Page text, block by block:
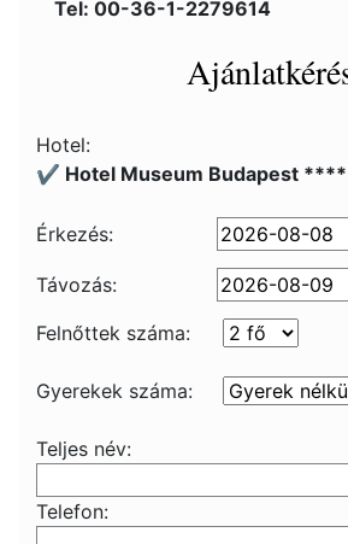
Tel: 00-36-1-2279614
Hotel:
✔️ Hotel Museum Budapest ****
Érkezés:
Távozás:
Felnőttek száma:
Gyerekek száma:
Teljes név:
Telefon: